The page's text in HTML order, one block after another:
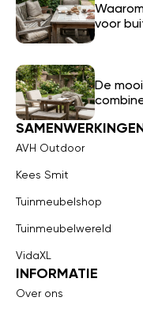
voor
De
SAMENWERKINGEN
AVH Outdoor
Kees Smit
Tuinmeubelshop
Tuinmeubelwereld
VidaXL
INFORMATIE
Over ons